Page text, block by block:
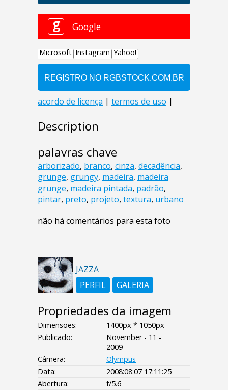
Description
palavras chave
arborizado, branco, cinza, decadência,
grunge, grungy, madeira, madeira
grunge, madeira pintada, padrão,
pintar, preto, projeto, textura, urbano
não há comentários para esta foto
JAZZA
PERFIL
GALERIA
Propriedades da imagem
Dimensões:
1400px * 1050px
Publicado:
November - 11 -
2009
Câmera:
Olympus
Data:
2008:08:07 17:11:25
Abertura:
f/5.6